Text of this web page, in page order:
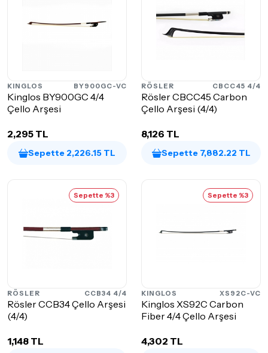
KINGLOS BY900GC-VC
Kinglos BY900GC 4/4
Çello Arşesi
2,295 TL
Sepette 2,226.15 TL
RÖSLER CBCC45 4/4
Rösler CBCC45 Carbon
Çello Arşesi (4/4)
8,126 TL
Sepette 7,882.22 TL
Sepette %3
RÖSLER CCB34 4/4
Rösler CCB34 Çello Arşesi
(4/4)
1,148 TL
Sepette %3
KINGLOS XS92C-VC
Kinglos XS92C Carbon
Fiber 4/4 Çello Arşesi
4,302 TL